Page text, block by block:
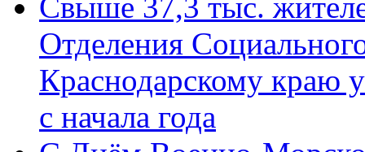
Свыше 37,3 тыс.
Отделения
Краснодарскому краю
с начала года